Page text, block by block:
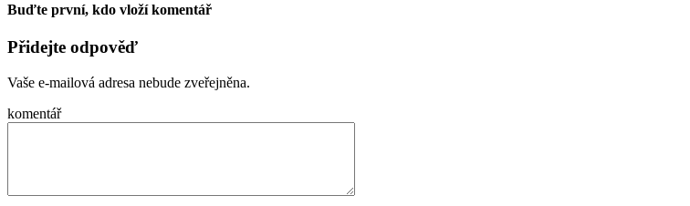
Buďte první, kdo vloží komentář
Přidejte odpověď
Vaše e-mailová adresa nebude zveřejněna.
komentář